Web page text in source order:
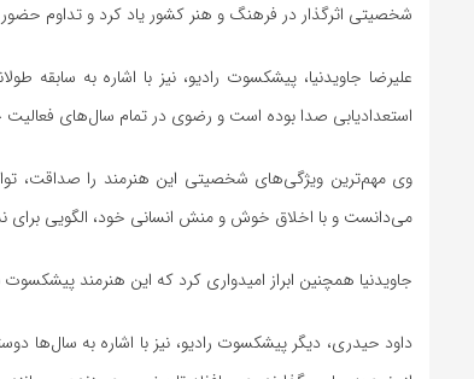
شخصیتی اثرگذار در فرهنگ و هنر کشور یاد کرد و تداوم حضور
علیرضا جاویدنیا، پیشکسوت رادیو، نیز با اشاره به
استعدادیابی صدا بوده است و رضوی در تمام سال‌های فعالیت
وی مهم‌ترین ویژگی‌های شخصیتی این هنرمند را صداقت،
می‌دانست و با اخلاق خوش و منش انسانی خود، الگویی
جاویدنیا همچنین ابراز امیدواری کرد که این هنرمند پیشکسوت
داود حیدری، دیگر پیشکسوت رادیو، نیز با اشاره به سال‌ها